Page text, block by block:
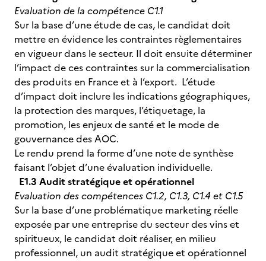
Evaluation de la compétence C1.1
Sur la base d’une étude de cas, le candidat doit
mettre en évidence les contraintes règlementaires
en vigueur dans le secteur. Il doit ensuite déterminer
l’impact de ces contraintes sur la commercialisation
des produits en France et à l’export. L’étude
d’impact doit inclure les indications géographiques,
la protection des marques, l’étiquetage, la
promotion, les enjeux de santé et le mode de
gouvernance des AOC.
Le rendu prend la forme d’une note de synthèse
faisant l’objet d’une évaluation individuelle.
E1.3 Audit stratégique et opérationnel
Evaluation des compétences C1.2, C1.3, C1.4 et C1.5
Sur la base d’une problématique marketing réelle
exposée par une entreprise du secteur des vins et
spiritueux, le candidat doit réaliser, en milieu
professionnel, un audit stratégique et opérationnel